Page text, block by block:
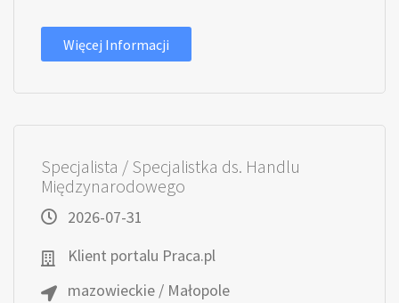
Więcej Informacji
Specjalista / Specjalistka ds. Handlu
Międzynarodowego
2026-07-31
Klient portalu Praca.pl
mazowieckie / Małopole